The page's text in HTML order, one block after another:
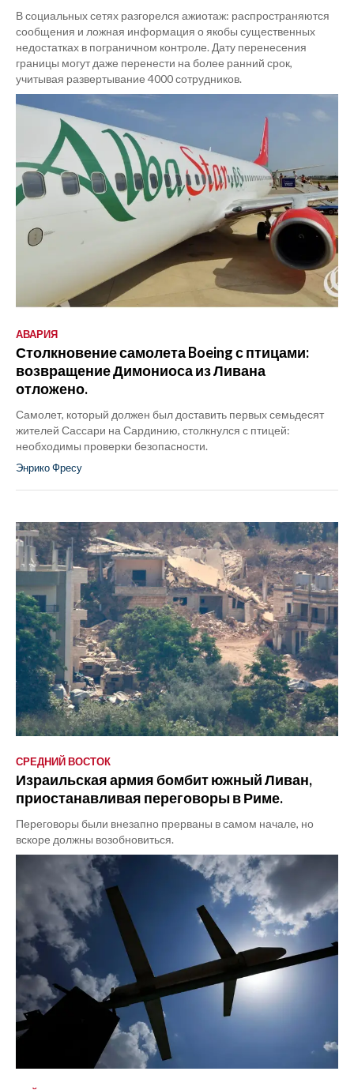
В социальных сетях разгорелся ажиотаж: распространяются
сообщения и ложная информация о якобы существенных
недостатках в пограничном контроле. Дату перенесения
границы могут даже перенести на более ранний срок,
учитывая развертывание 4000 сотрудников.
АВАРИЯ
Столкновение самолета Boeing с птицами:
возвращение Димониоса из Ливана
отложено.
Самолет, который должен был доставить первых семьдесят
жителей Сассари на Сардинию, столкнулся с птицей:
необходимы проверки безопасности.
Энрико Фресу
СРЕДНИЙ ВОСТОК
Израильская армия бомбит южный Ливан,
приостанавливая переговоры в Риме.
Переговоры были внезапно прерваны в самом начале, но
вскоре должны возобновиться.